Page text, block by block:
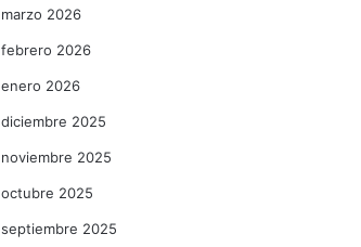
marzo 2026
febrero 2026
enero 2026
diciembre 2025
noviembre 2025
octubre 2025
septiembre 2025